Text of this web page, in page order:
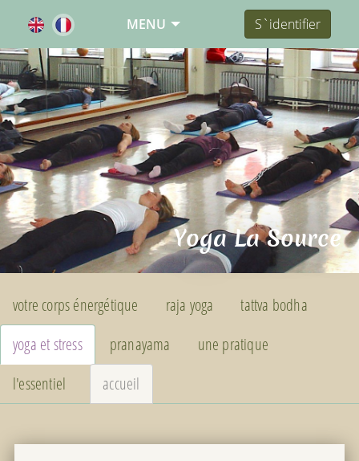
MENU S`identifier
Yoga La Source
votre corps énergétique raja yoga
tattva bodha
yoga et stress
pranayama
une pratique
l'essentiel
accueil